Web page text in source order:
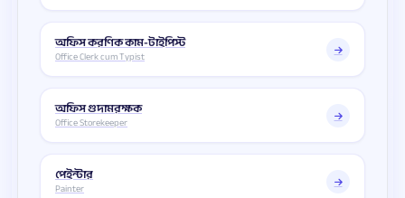
অফিস করণিক কাম-টাইপিস্ট
Office Clerk cum Typist
অফিস গুদামরক্ষক
Office Storekeeper
পেইন্টার
Painter